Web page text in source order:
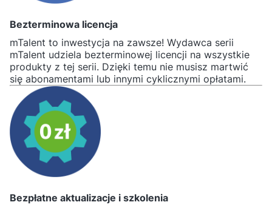
Bezterminowa licencja
mTalent to inwestycja na zawsze! Wydawca serii
mTalent udziela bezterminowej licencji na wszystkie
produkty z tej serii. Dzięki temu nie musisz martwić
się abonamentami lub innymi cyklicznymi opłatami.
Bezpłatne aktualizacje i szkolenia